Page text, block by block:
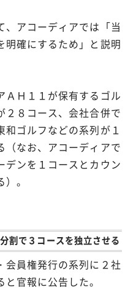
、アコーディアでは「当
明確にするため」と説明
ＡＨ１１が保有するゴル
２８コース、会社合併で
ゴルフなどの系列が１
（なお、アコーディアで
デンを１コースとカウン
。
割で３コースを独立させる
会員権発行の系列に２社
官報に公告した。